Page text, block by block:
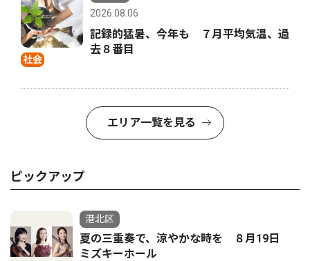
社会
2026.08.06
記録的猛暑、今年も ７月平均気温、過
去８番目
エリア一覧を見る
ピックアップ
港北区
夏の三重奏で、涼やかな時を ８月19日
ミズキーホール